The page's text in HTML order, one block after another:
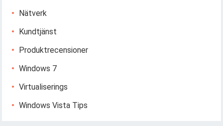
Nätverk
Kundtjänst
Produktrecensioner
Windows 7
Virtualiserings
Windows Vista Tips